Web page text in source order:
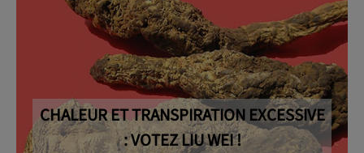
CHALEUR ET TRANSPIRATION EXCESSIVE
: VOTEZ LIU WEI !